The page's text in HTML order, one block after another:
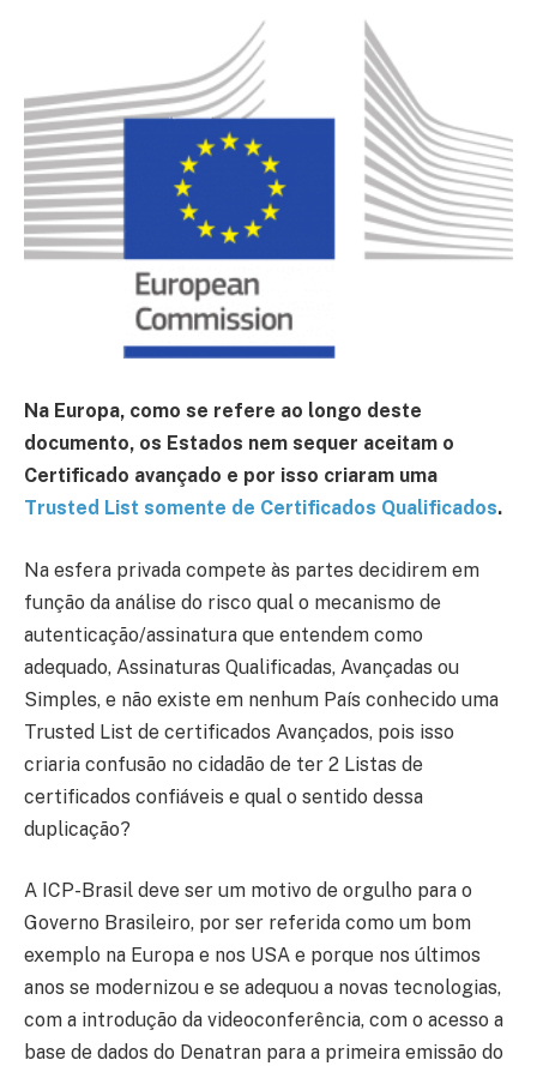
Na Europa, como se refere ao longo deste
documento, os Estados nem sequer aceitam o
Certificado avançado e por isso criaram uma
Trusted List somente de Certificados Qualificados.
Na esfera privada compete às partes decidirem em
função da análise do risco qual o mecanismo de
autenticação/assinatura que entendem como
adequado, Assinaturas Qualificadas, Avançadas ou
Simples, e não existe em nenhum País conhecido uma
Trusted List de certificados Avançados, pois isso
criaria confusão no cidadão de ter 2 Listas de
certificados confiáveis e qual o sentido dessa
duplicação?
A ICP-Brasil deve ser um motivo de orgulho para o
Governo Brasileiro, por ser referida como um bom
exemplo na Europa e nos USA e porque nos últimos
anos se modernizou e se adequou a novas tecnologias,
com a introdução da videoconferência, com o acesso a
base de dados do Denatran para a primeira emissão do